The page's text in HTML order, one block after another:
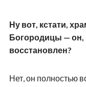
Ну вот, кстати,
Богородицы — он,
восстановлен?
Нет, он полностью